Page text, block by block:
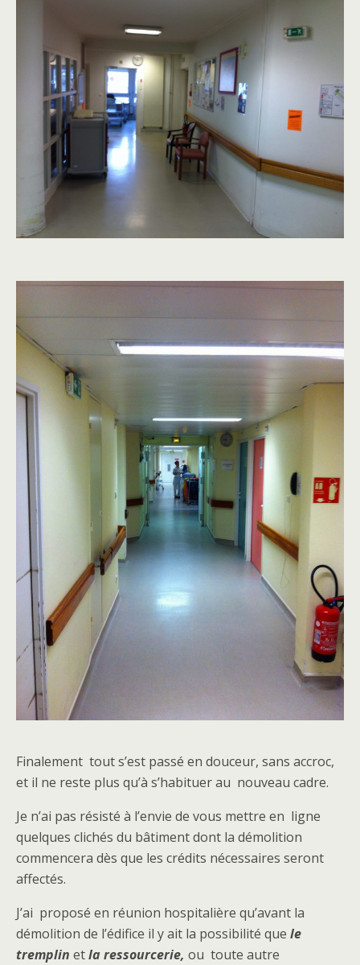
Finalement tout s’est passé en douceur, sans accroc,
et il ne reste plus qu’à s’habituer au nouveau cadre.
Je n’ai pas résisté à l’envie de vous mettre en ligne
quelques clichés du bâtiment dont la démolition
commencera dès que les crédits nécessaires seront
affectés.
J’ai proposé en réunion hospitalière qu’avant la
démolition de l’édifice il y ait la possibilité que le
tremplin etla ressourcerie, ou toute autre